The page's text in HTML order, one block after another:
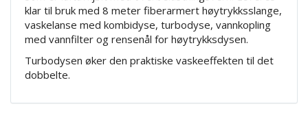
klar til bruk med 8 meter fiberarmert høytrykksslange,
vaskelanse med kombidyse, turbodyse, vannkopling
med vannfilter og rensenål for høytrykksdysen.
Turbodysen øker den praktiske vaskeeffekten til det
dobbelte.